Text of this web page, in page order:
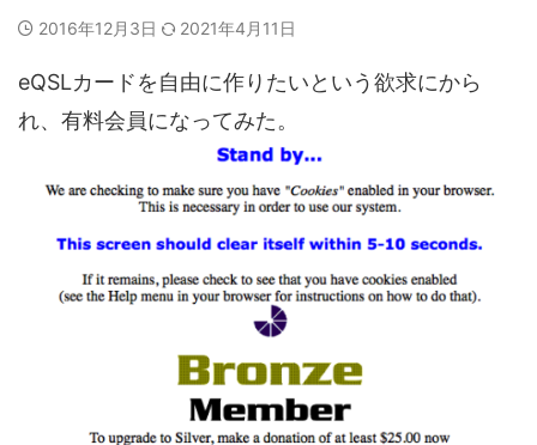
2016年12月3日 2021年4月11日
eQSLカードを自由に作りたいという欲求にから
れ、有料会員になってみた。